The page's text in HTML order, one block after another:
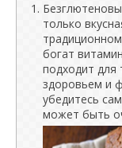
только
богат
подходит для
здоровьем и
убедитесь
может быть